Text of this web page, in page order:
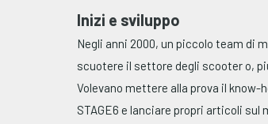
Inizi e sviluppo
Negli anni 2000, un piccolo team di
scuotere il settore degli scooter o,
Volevano mettere alla prova il
STAGE6 e lanciare propri articoli